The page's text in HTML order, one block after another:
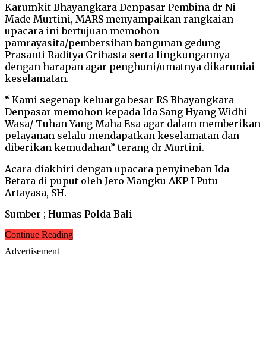
Karumkit Bhayangkara Denpasar Pembina dr Ni
Made Murtini, MARS menyampaikan rangkaian
upacara ini bertujuan memohon
pamrayasita/pembersihan bangunan gedung
Prasanti Raditya Grihasta serta lingkungannya
dengan harapan agar penghuni/umatnya dikaruniai
keselamatan.
“ Kami segenap keluarga besar RS Bhayangkara
Denpasar memohon kepada Ida Sang Hyang Widhi
Wasa/ Tuhan Yang Maha Esa agar dalam memberikan
pelayanan selalu mendapatkan keselamatan dan
diberikan kemudahan” terang dr Murtini.
Acara diakhiri dengan upacara penyineban Ida
Betara di puput oleh Jero Mangku AKP I Putu
Artayasa, SH.
Sumber ; Humas Polda Bali
Continue Reading
Advertisement